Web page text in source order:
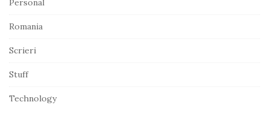
Personal
Romania
Scrieri
Stuff
Technology